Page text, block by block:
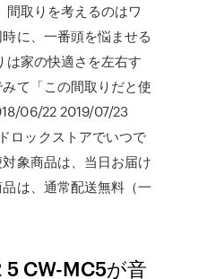
間取りを考えるのはワ
に、一番頭を悩ませる
家の快適さを左右す
て「この間取りだと使
06/22 2019/07/23
ロックストアでいつで
象商品は、当日お届け
は、通常配送無料（一
5 CW-MC5が音